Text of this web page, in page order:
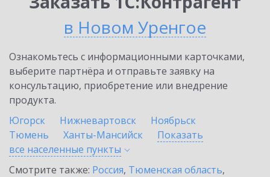
в Новом Уренгое
Ознакомьтесь с информационными карточками,
выберите партнёра и отправьте заявку на
консультацию, приобретение или внедрение
продукта.
Югорск
Нижневартовск
Ноябрьск
Тюмень
Ханты-Мансийск
Показать
все населенные пункты
Смотрите также: Россия, Тюменская область,